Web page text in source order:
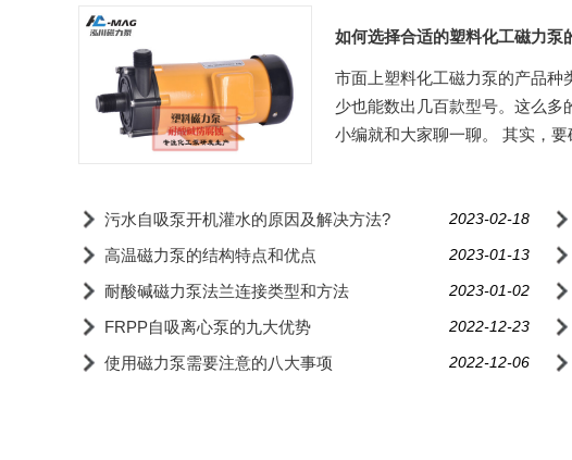
如何选择合适的塑料化工磁力泵
市面上塑料化工磁力泵的产品种
少也能数出几百款型号。这么
小编就和大家聊一聊。 其实，要
2023-02-18
污水自吸泵开机灌水的原因及解决方法?
2023-01-13
高温磁力泵的结构特点和优点
2023-01-02
耐酸碱磁力泵法兰连接类型和方法
2022-12-23
FRPP自吸离心泵的九大优势
2022-12-06
使用磁力泵需要注意的八大事项